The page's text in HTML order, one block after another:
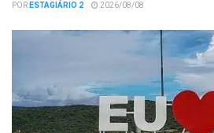
PORESTAGIÁRIO 2 2026/08/08